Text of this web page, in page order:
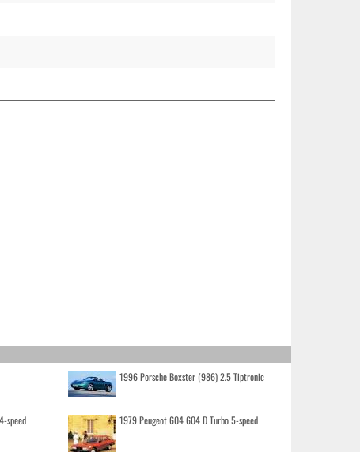
1996 Porsche Boxster (986) 2.5 Tiptronic
speed 1979 Peugeot 604 604 D Turbo 5-speed